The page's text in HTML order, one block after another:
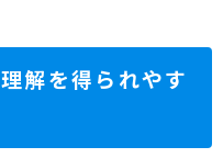
解を得られやす